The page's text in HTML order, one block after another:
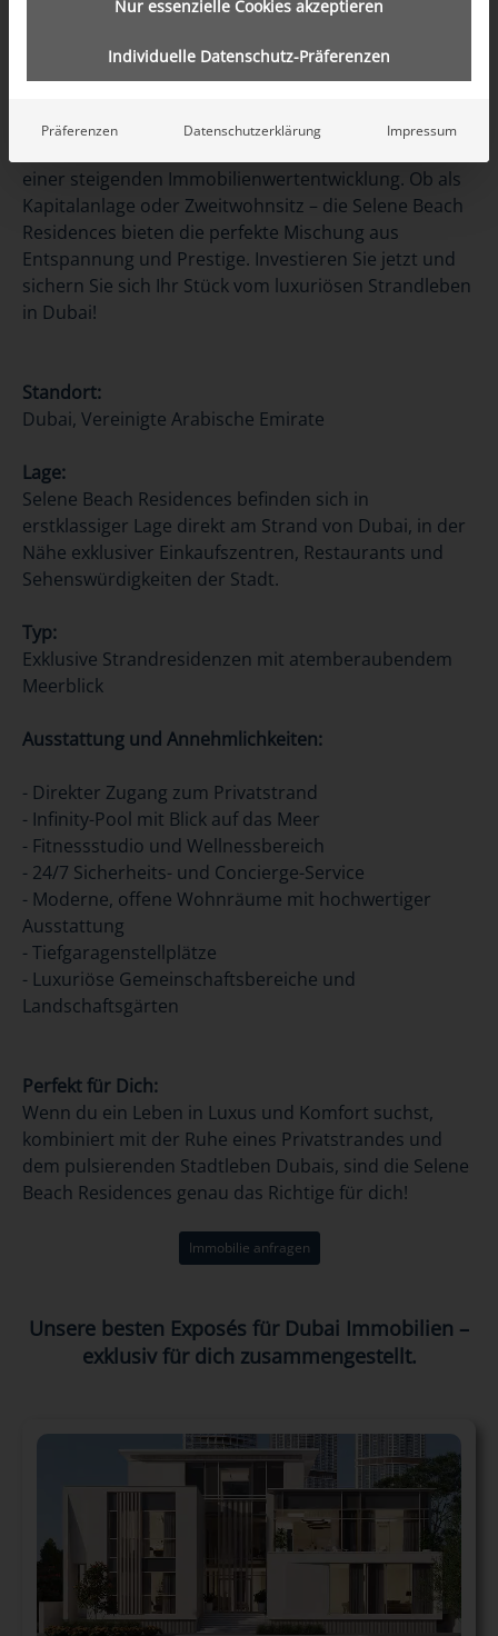
verbinden Luxus, Komfort und atemberaubenden
Meerblick mit erstklassigen Annehmlichkeiten wie
begehrtesten Viertel Dubais profitieren Investoren
einer steigenden Immobilienwertentwicklung. Ob als
Kapitalanlage oder Zweitwohnsitz – die Selene Beach
Residences bieten die perfekte Mischung aus
Entspannung und Prestige. Investieren Sie jetzt und
sichern Sie sich Ihr Stück vom luxuriösen Strandleben
in Dubai!
Standort:
Dubai, Vereinigte Arabische Emirate
Lage:
Selene Beach Residences befinden sich in
erstklassiger Lage direkt am Strand von Dubai, in der
Nähe exklusiver Einkaufszentren, Restaurants und
Sehenswürdigkeiten der Stadt.
Typ:
Exklusive Strandresidenzen mit atemberaubendem
Meerblick
Ausstattung und Annehmlichkeiten:
- Direkter Zugang zum Privatstrand
- Infinity-Pool mit Blick auf das Meer
- Fitnessstudio und Wellnessbereich
- 24/7 Sicherheits- und Concierge-Service
- Moderne, offene Wohnräume mit hochwertiger
Ausstattung
- Tiefgaragenstellplätze
- Luxuriöse Gemeinschaftsbereiche und
Landschaftsgärten
Perfekt für Dich:
Wenn du ein Leben in Luxus und Komfort suchst,
kombiniert mit der Ruhe eines Privatstrandes und
dem pulsierenden Stadtleben Dubais, sind die Selene
Beach Residences genau das Richtige für dich!
Immobilie anfragen
Unsere besten Exposés für Dubai Immobilien –
exklusiv für dich zusammengestellt.
Nur essenzielle Cookies akzeptieren
Individuelle Datenschutz-Präferenzen
Präferenzen Datenschutzerklärung Impressum